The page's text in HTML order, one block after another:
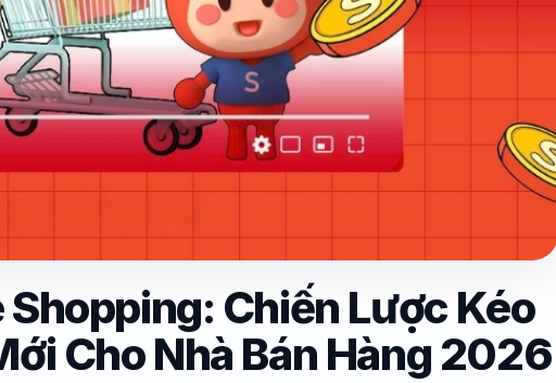
Chiến Lược Kéo
Cho Nhà Bán Hàng 2026